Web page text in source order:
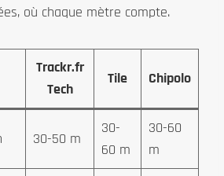
où chaque mètre compte.
Trackr.fr
Tech
Tile Chipolo
30-50 m
30-
60 m
30-60
m